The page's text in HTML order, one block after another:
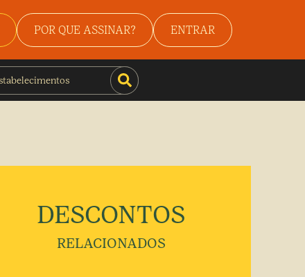
POR QUE ASSINAR? ENTRAR
DESCONTOS
RELACIONADOS